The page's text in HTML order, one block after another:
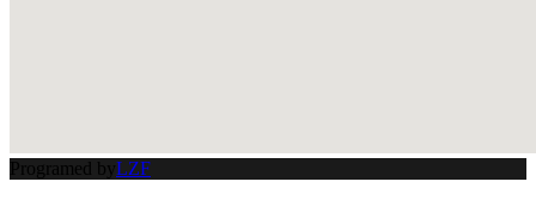
Programed byLZF